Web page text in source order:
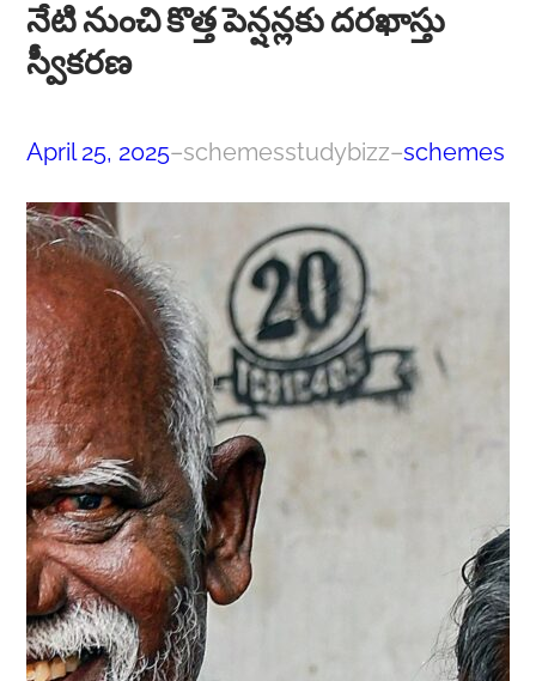
నేటి నుంచి కొత్త పెన్షన్లకు దరఖాస్తు
స్వీకరణ
April 25, 2025–schemesstudybizz–schemes